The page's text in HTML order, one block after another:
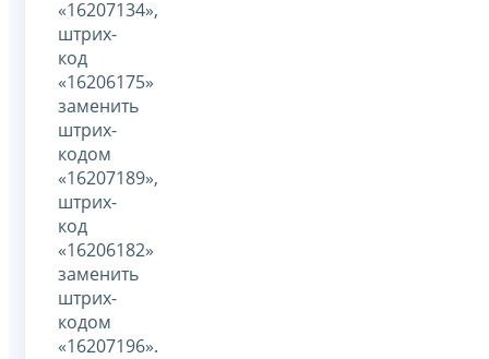
«16207134»,
штрих-
код
«16206175»
заменить
штрих-
кодом
«16207189»,
штрих-
код
«16206182»
заменить
штрих-
кодом
«16207196».